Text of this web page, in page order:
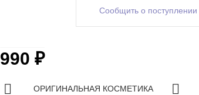
Сообщить о поступлении
990 ₽
ОРИГИНАЛЬНАЯ КОСМЕТИКА